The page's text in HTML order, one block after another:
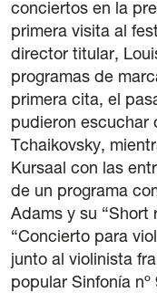
conciertos en la
primera visita al
director titular,
programas de
primera cita, el
pudieron escuchar
Tchaikovsky,
Kursaal con las
de un programa
Adams y su “Short
“Concierto para
junto al violinista
popular Sinfonía